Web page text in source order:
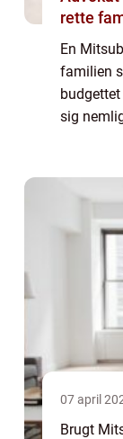
rette
En
familien
sig
07 april
Brugt